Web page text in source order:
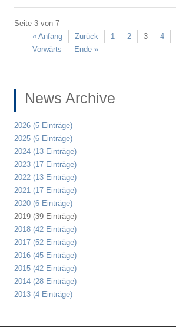
Seite 3 von 7
« Anfang
Zurück 1 2 3 4
Vorwärts
Ende »
News Archive
2026 (5 Einträge)
2025 (6 Einträge)
2024 (13 Einträge)
2023 (17 Einträge)
2022 (13 Einträge)
2021 (17 Einträge)
2020 (6 Einträge)
2019 (39 Einträge)
2018 (42 Einträge)
2017 (52 Einträge)
2016 (45 Einträge)
2015 (42 Einträge)
2014 (28 Einträge)
2013 (4 Einträge)